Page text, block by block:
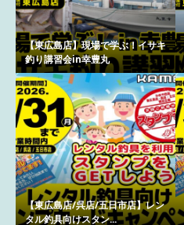
【東広島店】現場で学ぶ！イサキ
釣り講習会in幸豊丸
【東広島店/呉店/五日市店】レン
タル釣具向けスタン...